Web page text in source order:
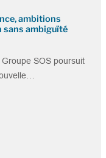
ambitions
ambiguïté
SOS poursuit